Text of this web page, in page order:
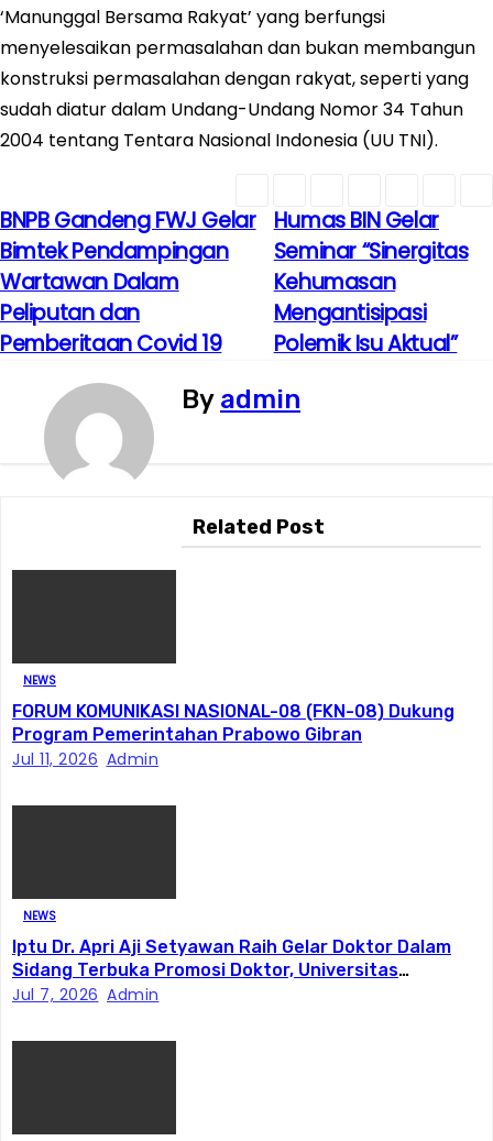
‘Manunggal Bersama Rakyat’ yang berfungsi
menyelesaikan permasalahan dan bukan membangun
konstruksi permasalahan dengan rakyat, seperti yang
sudah diatur dalam Undang-Undang Nomor 34 Tahun
2004 tentang Tentara Nasional Indonesia (UU TNI).
N
a
v
i
Humas BIN Gelar
Seminar “Sinergitas
Kehumasan
Mengantisipasi
Polemik Isu Aktual”
BNPB Gandeng FWJ Gelar
Bimtek Pendampingan
Wartawan Dalam
Peliputan dan
Pemberitaan Covid 19
By admin
Related Post
NEWS
FORUM KOMUNIKASI NASIONAL-08 (FKN-08) Dukung
Program Pemerintahan Prabowo Gibran
Jul 11, 2026 Admin
NEWS
Iptu Dr. Apri Aji Setyawan Raih Gelar Doktor Dalam
Sidang Terbuka Promosi Doktor, Universitas
Borobudur.
Jul 7, 2026 Admin